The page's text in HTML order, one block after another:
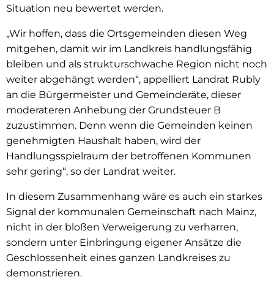
Situation neu bewertet werden.
„Wir hoffen, dass die Ortsgemeinden diesen Weg
mitgehen, damit wir im Landkreis handlungsfähig
bleiben und als strukturschwache Region nicht noch
weiter abgehängt werden“, appelliert Landrat Rubly
an die Bürger­meister und Gemeinderäte, dieser
moderateren Anhebung der Grundsteuer B
zuzustimmen. Denn wenn die Gemeinden keinen
genehmigten Haushalt haben, wird der
Handlungsspielraum der betroffenen Kommunen
sehr gering“, so der Landrat weiter.
In diesem Zusammenhang wäre es auch ein starkes
Signal der kommunalen Gemeinschaft nach Mainz,
nicht in der bloßen Verweigerung zu verharren,
sondern unter Einbringung eigener Ansätze die
Geschlossenheit eines ganzen Landkreises zu
demonstrieren.